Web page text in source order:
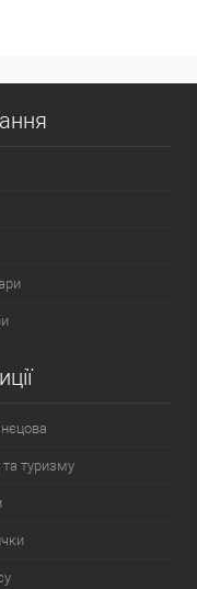
та туризму